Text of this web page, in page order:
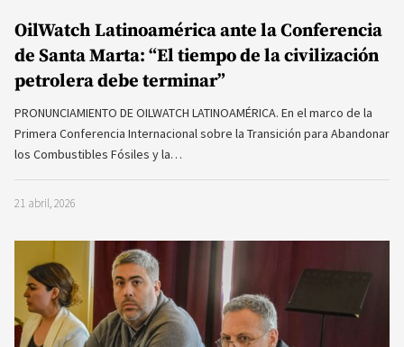
OilWatch Latinoamérica ante la Conferencia
de Santa Marta: “El tiempo de la civilización
petrolera debe terminar”
PRONUNCIAMIENTO DE OILWATCH LATINOAMÉRICA. En el marco de la
Primera Conferencia Internacional sobre la Transición para Abandonar
los Combustibles Fósiles y la…
21 abril, 2026